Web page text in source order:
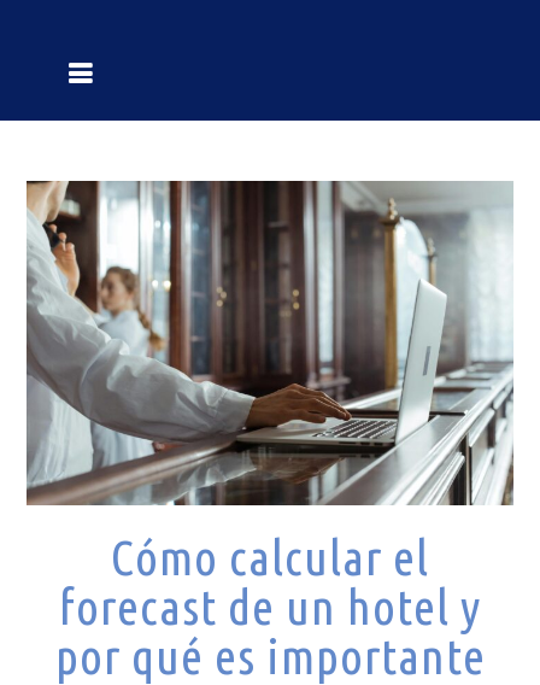
Cómo calcular el
forecast de un hotel y
por qué es importante